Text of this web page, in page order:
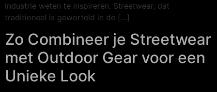
industrie weten te inspireren. Streetwear, dat
traditioneel is geworteld in de […]
Zo Combineer je Streetwear
met Outdoor Gear voor een
Unieke Look